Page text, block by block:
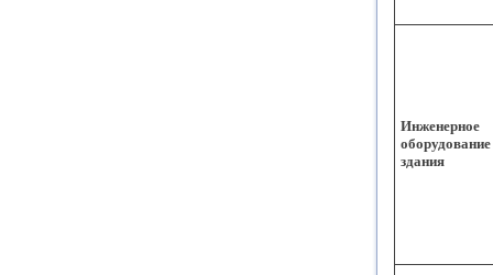
Инженерное
оборудование
здания